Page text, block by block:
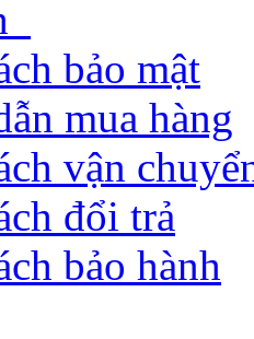
bảo mật
mua hàng
vận
đổi trả
bảo hành